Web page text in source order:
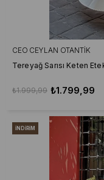
CEO CEYLAN OTANTIK
Tereyağ Sarısı Keten
₺1.799,99
₺1.999,99
İNDIRIM